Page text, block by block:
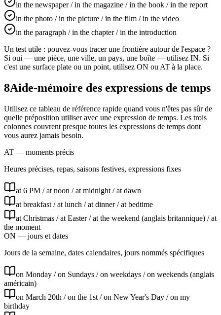
in the newspaper / in the magazine / in the book / in the report
in the photo / in the picture / in the film / in the video
in the paragraph / in the chapter / in the introduction
Un test utile : pouvez-vous tracer une frontière autour de l'espace ?
Si oui — une pièce, une ville, un pays, une boîte — utilisez IN. Si
c'est une surface plate ou un point, utilisez ON ou AT à la place.
8Aide-mémoire des expressions de temps
Utilisez ce tableau de référence rapide quand vous n'êtes pas sûr de
quelle préposition utiliser avec une expression de temps. Les trois
colonnes couvrent presque toutes les expressions de temps dont
vous aurez jamais besoin.
AT — moments précis
Heures précises, repas, saisons festives, expressions fixes
at 6 PM / at noon / at midnight / at dawn
at breakfast / at lunch / at dinner / at bedtime
at Christmas / at Easter / at the weekend (anglais britannique) / at
the moment
ON — jours et dates
Jours de la semaine, dates calendaires, jours nommés spécifiques
on Monday / on Sundays / on weekdays / on weekends (anglais
américain)
on March 20th / on the 1st / on New Year's Day / on my
birthday